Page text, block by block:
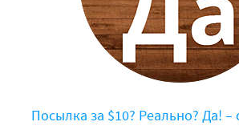
Посылка за $10? Реально? Да! –